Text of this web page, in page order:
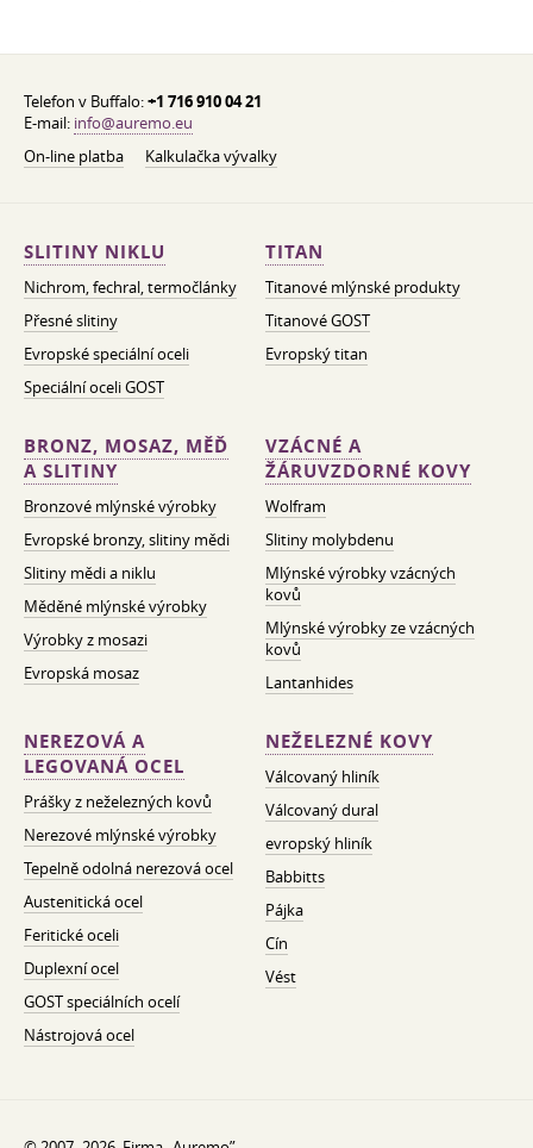
Telefon v Buffalo:+1 716 910 04 21
E-mail: info@auremo.eu
On-line platba
Kalkulačka vývalky
SLITINY NIKLU
Nichrom, fechral, termočlánky
Přesné slitiny
Evropské speciální oceli
Speciální oceli GOST
TITAN
Titanové mlýnské produkty
Titanové GOST
Evropský titan
BRONZ, MOSAZ, MĚĎ
A SLITINY
Bronzové mlýnské výrobky
Evropské bronzy, slitiny mědi
Slitiny mědi a niklu
Měděné mlýnské výrobky
Výrobky z mosazi
Evropská mosaz
VZÁCNÉ A
ŽÁRUVZDORNÉ KOVY
Wolfram
Slitiny molybdenu
Mlýnské výrobky vzácných
kovů
Mlýnské výrobky ze vzácných
kovů
Lantanhides
NEREZOVÁ A
LEGOVANÁ OCEL
Prášky z neželezných kovů
Nerezové mlýnské výrobky
Tepelně odolná nerezová ocel
Austenitická ocel
Feritické oceli
Duplexní ocel
GOST speciálních ocelí
Nástrojová ocel
NEŽELEZNÉ KOVY
Válcovaný hliník
Válcovaný dural
evropský hliník
Babbitts
Pájka
Cín
Vést